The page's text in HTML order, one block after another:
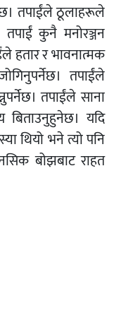
तपाईंले ठूलाहरूले
तपाईं कुनै मनोरञ्जन
हतार र भावनात्मक
तपाईंले
तपाईंले साना
बिताउनुहुनेछ। यदि
थियो भने त्यो पनि
बोझबाट राहत